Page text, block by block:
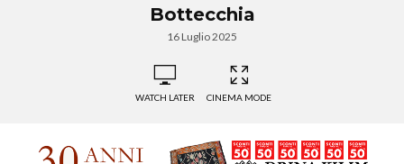
Bottecchia
16 Luglio 2025
WATCH LATER CINEMA MODE